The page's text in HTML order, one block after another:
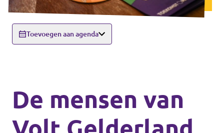
Toevoegen aan agenda
De mensen van